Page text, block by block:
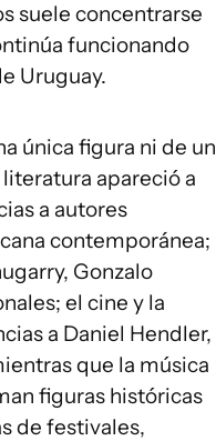
suele concentrarse
funcionando
Uruguay.
única figura ni de un
apareció a
a autores
contemporánea;
Gonzalo
el cine y la
a Daniel Hendler,
que la música
figuras históricas
de festivales,